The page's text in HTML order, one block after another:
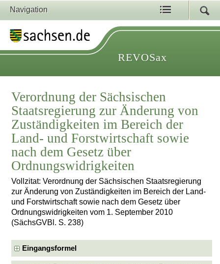
Navigation
REVOSax
Verordnung der Sächsischen
Staatsregierung zur Änderung von
Zuständigkeiten im Bereich der
Land- und Forstwirtschaft sowie
nach dem Gesetz über
Ordnungswidrigkeiten
Vollzitat: Verordnung der Sächsischen Staatsregierung
zur Änderung von Zuständigkeiten im Bereich der Land-
und Forstwirtschaft sowie nach dem Gesetz über
Ordnungswidrigkeiten vom 1. September 2010
(SächsGVBl. S. 238)
Eingangsformel